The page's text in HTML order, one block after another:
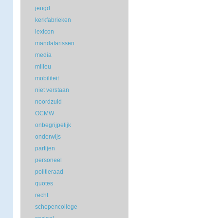
jeugd
kerkfabrieken
lexicon
mandatarissen
media
milieu
mobiliteit
niet verstaan
noordzuid
OCMW
onbegrijpelijk
onderwijs
partijen
personeel
politieraad
quotes
recht
schepencollege